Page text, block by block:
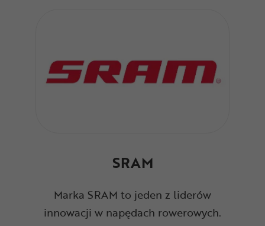
SRAM
Marka SRAM to jeden z liderów
innowacji w napędach rowerowych.